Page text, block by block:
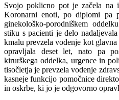
Svojo poklicno pot je začela na
Koronarni enoti, po diplomi pa
ginekološko-porodniškem
stiku s pacienti je delo
kmalu prevzela vodenje kot
opravljala deset let, nato pa
kirurškega oddelka, urgence in
tisočletja je prevzela vodenje
kasneje funkcijo pomočnice
in oskrbe, ki jo je odgovorno